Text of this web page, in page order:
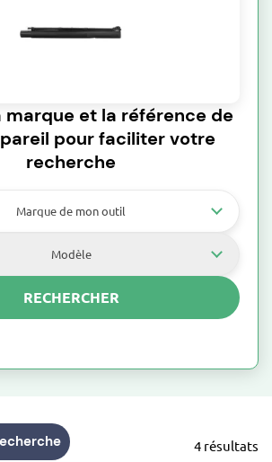
marque et la référence de
pour faciliter votre
recherche
Marque de mon outil
Modèle
RECHERCHER
4 résultats